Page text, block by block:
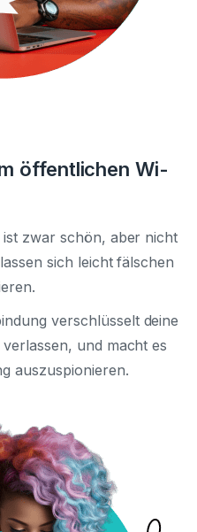
öffentlichen Wi-
ist zwar schön, aber nicht
sich leicht fälschen
verschlüsselt deine
und macht es
auszuspionieren.